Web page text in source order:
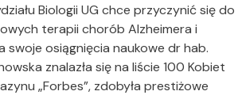
Biologii UG chce przyczynić się do
terapii chorób Alzheimera i
swoje osiągnięcia naukowe dr hab.
znalazła się na liście 100 Kobiet
„Forbes”, zdobyła prestiżowe